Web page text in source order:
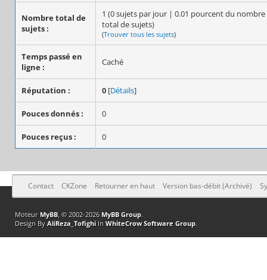
Nombre total de
sujets :
1 (0 sujets par jour | 0.01 pourcent du nombre
total de sujets)
(Trouver tous les sujets)
Temps passé en
ligne :
Caché
Réputation : 0 [Détails]
Pouces donnés : 0
Pouces reçus : 0
Contact CKZone Retourner en haut Version bas-débit (Archivé)
Moteur MyBB, © 2002-2026 MyBB Group.
Design By AliReza_TofighiIn WhiteCrow Software Group.